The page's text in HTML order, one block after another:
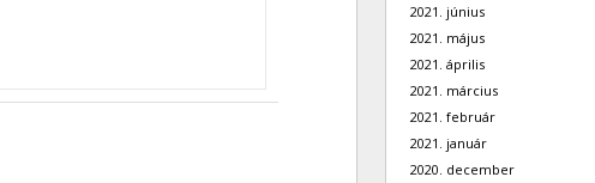
2021. június
2021. május
2021. április
2021. március
2021. február
2021. január
2020. december